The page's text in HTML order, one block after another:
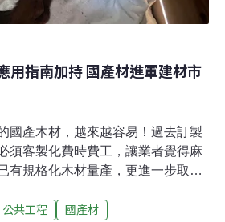
用指南加持 國產材進軍建材市
國產木材，越來越容易！過去訂製
須客製化費時費工，讓業者覺得麻
有規格化木材量產，更進一步取得
局日前公布5家取得「CAS」林產
公共工程 國產材